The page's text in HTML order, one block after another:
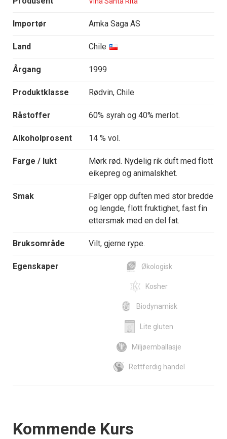
Importør Amka Saga AS
Land Chile
Årgang 1999
Produktklasse Rødvin, Chile
Råstoffer 60% syrah og 40% merlot.
Alkoholprosent 14 % vol.
Farge / lukt
Mørk rød. Nydelig rik duft med flott
eikepreg og animalskhet.
Smak
Følger opp duften med stor bredde
og lengde, flott fruktighet, fast fin
ettersmak med en del fat.
Bruksområde Vilt, gjerne rype.
Egenskaper Økologisk
Kosher
Biodynamisk
Lite gluten
Miljøemballasje
Rettferdig handel
Events
Kommende Kurs